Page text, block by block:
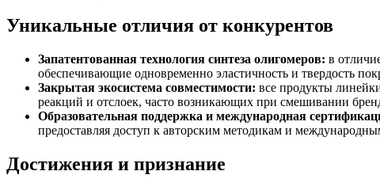
Уникальные отличия от конкурентов
Запатентованная технология синтеза олигомеров: в
обеспечивающие одновременно эластичность и твердость
Закрытая экосистема совместимости: все продукты
реакций и отслоек, часто возникающих при смешивании
Образовательная поддержка и международная
предоставляя доступ к авторским методикам и
Достижения и признание